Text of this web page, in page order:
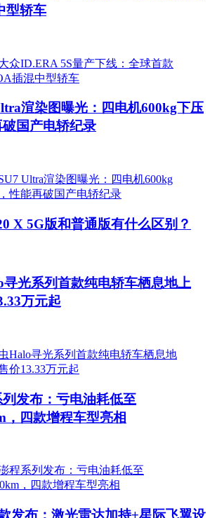
型轿车
渲染图曝光：四电机600kg下压
国产电轿纪录
X 5G版和普通版有什么区别？
光系列首款纯电轿车栖息地上
万元起
发布：亏电油耗低至
，四款增程车型亮相
发布：激光雷达加持+星际飞翼设